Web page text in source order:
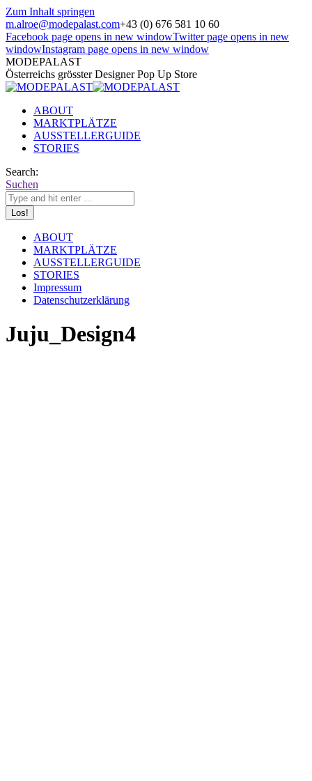
Zum Inhalt springen
m.alroe@modepalast.com+43 (0) 676 581 10 60
Facebook page opens in new windowTwitter page opens in new
windowInstagram page opens in new window
MODEPALAST
Österreichs grösster Designer Pop Up Store
ABOUT
MARKTPLÄTZE
AUSSTELLERGUIDE
STORIES
Search:
Suchen
ABOUT
MARKTPLÄTZE
AUSSTELLERGUIDE
STORIES
Impressum
Datenschutzerklärung
Juju_Design4